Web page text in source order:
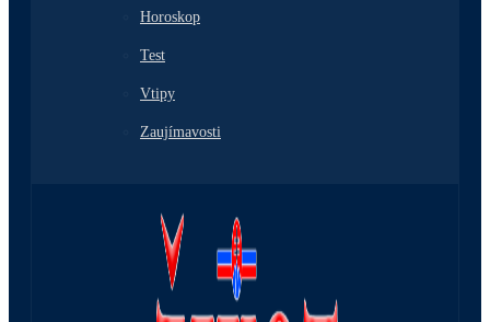
Horoskop
Test
Vtipy
Zaujímavosti